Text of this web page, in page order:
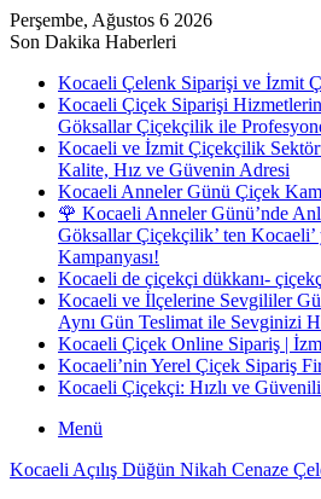
Perşembe, Ağustos 6 2026
Son Dakika Haberleri
Kocaeli Çelenk Siparişi ve İzmit
Kocaeli Çiçek Siparişi
Göksallar Çiçekçilik ile
Kocaeli ve İzmit Çiçekçilik
Kalite, Hız ve Güvenin Adresi
Kocaeli Anneler Günü Çiçek
🌹 Kocaeli Anneler Günü’nde
Göksallar Çiçekçilik’ ten Kocaeli’
Kampanyası!
Kocaeli de çiçekçi dükkanı-
Kocaeli ve İlçelerine Sevgililer
Aynı Gün Teslimat ile Sevginizi
Kocaeli Çiçek Online Sipariş |
Kocaeli’nin Yerel Çiçek Sipariş
Kocaeli Çiçekçi: Hızlı ve
Menü
Kocaeli Açılış Düğün Nikah Cenaze